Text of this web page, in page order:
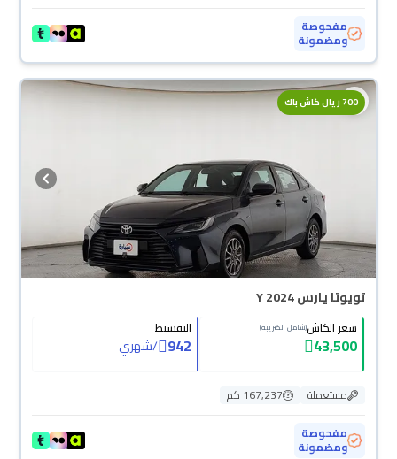
مفحوصة
ومضمونة
700 ريال كاش باك
تويوتا يارس Y 2024
سعر الكاش(شامل الضريبة)
43,500
التقسيط
942
/شهري
مستعملة
167,237 كم
مفحوصة
ومضمونة